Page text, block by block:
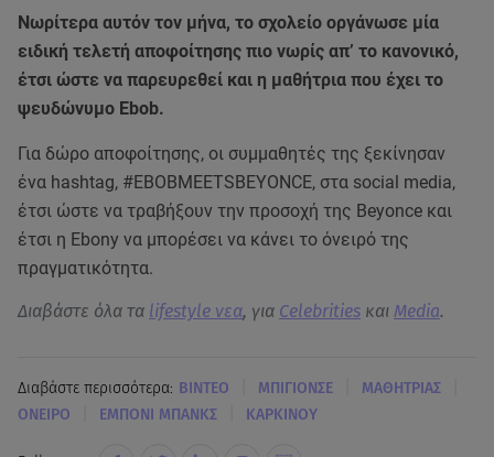
Νωρίτερα αυτόν τον μήνα, το σχολείο οργάνωσε μία
ειδική τελετή αποφοίτησης πιο νωρίς απ’ το κανονικό,
έτσι ώστε να παρευρεθεί και η μαθήτρια που έχει το
ψευδώνυμο Ebob.
Για δώρο αποφοίτησης, οι συμμαθητές της ξεκίνησαν
ένα hashtag, #ΕΒΟΒMEETSBEYONCE, στα social media,
έτσι ώστε να τραβήξουν την προσοχή της Beyonce και
έτσι η Ebony να μπορέσει να κάνει το όνειρό της
πραγματικότητα.
Διαβάστε όλα τα lifestyle νεα, για Celebrities και Media.
Διαβάστε περισσότερα: ΒΙΝΤΕΟ ΜΠΙΓΙΟΝΣΕ ΜΑΘΗΤΡΙΑΣ
ΟΝΕΙΡΟ ΕΜΠΟΝΙ ΜΠΑΝΚΣ ΚΑΡΚΙΝΟΥ